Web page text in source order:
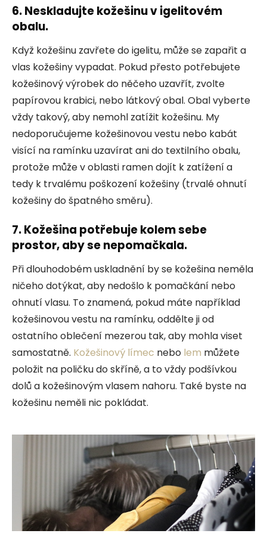
6. Neskladujte kožešinu v igelitovém
obalu.
Když kožešinu zavřete do igelitu, může se zapařit a
vlas kožešiny vypadat. Pokud přesto potřebujete
kožešinový výrobek do něčeho uzavřít, zvolte
papírovou krabici, nebo látkový obal. Obal vyberte
vždy takový, aby nemohl zatížit kožešinu. My
nedoporučujeme kožešinovou vestu nebo kabát
visící na ramínku uzavírat ani do textilního obalu,
protože může v oblasti ramen dojít k zatížení a
tedy k trvalému poškození kožešiny (trvalé ohnutí
kožešiny do špatného směru).
7. Kožešina potřebuje kolem sebe
prostor, aby se nepomačkala.
Při dlouhodobém uskladnění by se kožešina neměla
ničeho dotýkat, aby nedošlo k pomačkání nebo
ohnutí vlasu. To znamená, pokud máte například
kožešinovou vestu na ramínku, oddělte ji od
ostatního oblečení mezerou tak, aby mohla viset
samostatně. Kožešinový límec nebo lem můžete
položit na poličku do skříně, a to vždy podšívkou
dolů a kožešinovým vlasem nahoru. Také byste na
kožešinu neměli nic pokládat.